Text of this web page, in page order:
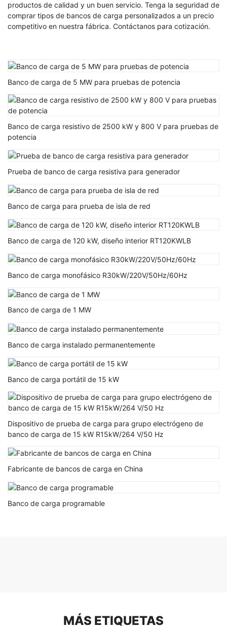
productos de calidad y un buen servicio. Tenga la seguridad de
comprar tipos de bancos de carga personalizados a un precio
competitivo en nuestra fábrica. Contáctanos para cotización.
Banco de carga de 5 MW para pruebas de potencia
Banco de carga resistivo de 2500 kW y 800 V para pruebas de
potencia
Prueba de banco de carga resistiva para generador
Banco de carga para prueba de isla de red
Banco de carga de 120 kW, diseño interior RT120KWLB
Banco de carga monofásico R30kW/220V/50Hz/60Hz
Banco de carga de 1 MW
Banco de carga instalado permanentemente
Banco de carga portátil de 15 kW
Dispositivo de prueba de carga para grupo electrógeno de
banco de carga de 15 kW R15kW/264 V/50 Hz
Fabricante de bancos de carga en China
Banco de carga programable
MÁS ETIQUETAS